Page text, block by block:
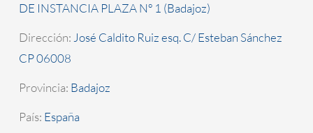
DE INSTANCIA PLAZA Nº 1 (Badajoz)
Dirección:José Caldito Ruiz esq. C/ Esteban Sánchez
CP 06008
Provincia: Badajoz
País: España